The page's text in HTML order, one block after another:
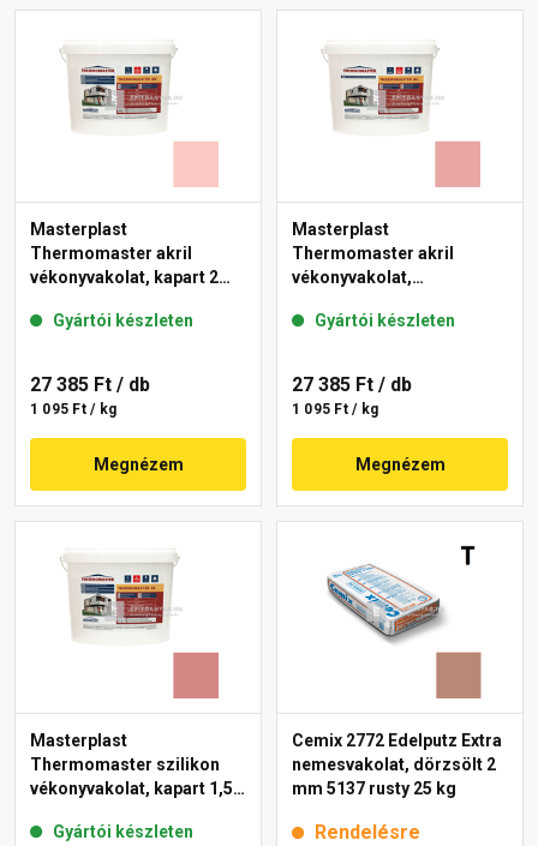
Masterplast
Thermomaster akril
vékonyvakolat, kapart 2
Gyártói készleten
27 385 Ft / db
1 095 Ft / kg
Megnézem
Masterplast
Thermomaster akril
vékonyvakolat,
21-E 25 kg
Gyártói készleten
27 385 Ft / db
1 095 Ft / kg
Megnézem
Masterplast
Thermomaster szilikon
vékonyvakolat, kapart 1,5
Gyártói készleten
Cemix 2772 Edelputz Extra
nemesvakolat, dörzsölt 2
mm 5137 rusty 25 kg
Rendelésre